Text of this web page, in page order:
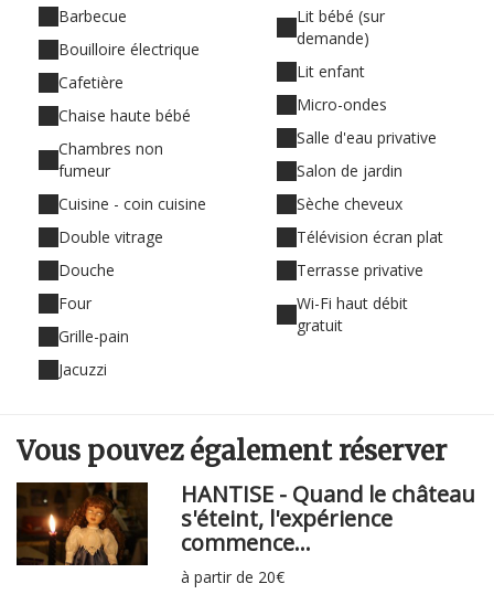
Barbecue
Bouilloire électrique
Cafetière
Chaise haute bébé
Chambres non
fumeur
Cuisine - coin cuisine
Double vitrage
Douche
Four
Grille-pain
Jacuzzi
Lit bébé (sur
demande)
Lit enfant
Micro-ondes
Salle d'eau privative
Salon de jardin
Sèche cheveux
Télévision écran plat
Terrasse privative
Wi-Fi haut débit
gratuit
Vous pouvezégalementréserver
HANTISE - Quand le château
s'éteint, l'expérience
commence...
à partir de 20€